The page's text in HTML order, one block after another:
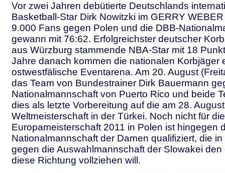
Vor zwei Jahren debütierte Deutschlands
Basketball-Star Dirk Nowitzki im GERRY
9.000 Fans gegen Polen und die DBB-
gewann mit 76:62. Erfolgreichster deutscher
aus Würzburg stammende NBA-Star mit 18
Jahre danach kommen die nationalen Korbjäger
ostwestfälische Eventarena. Am 20. August
das Team von Bundestrainer Dirk Bauermann
Nationalmannschaft von Puerto Rico und beide
dies als letzte Vorbereitung auf die am 28.
Weltmeisterschaft in der Türkei. Noch nicht für die
Europameisterschaft 2011 in Polen ist hingegen
Nationalmannschaft der Damen qualifiziert, die
gegen die Auswahlmannschaft der Slowakei den
diese Richtung vollziehen will.